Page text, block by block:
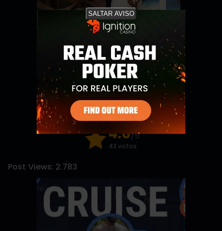
RedhandsTube SayUncle
Black Slamming A Nerd
SayUncle Sexchatters
4.8/5
43 votos
Post Views: 2.783
SALTAR AVISO